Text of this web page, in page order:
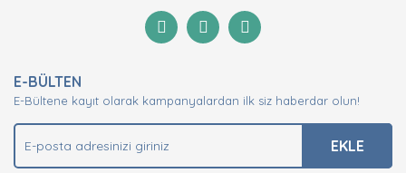
Yorum Yaz
Görüş ve önerileriniz için teşekkür ederiz.
Ürün açıklamasında eksik bilgiler bulunuyor.
Ürün bilgilerinde hatalar bulunuyor.
E-BÜLTEN
E-Bültene kayıt olarak kampanyalardan ilk siz haberdar olun!
EKLE